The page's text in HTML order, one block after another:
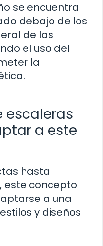
se encuentra
debajo de los
de las
el uso del
la
escaleras
a este
hasta
este concepto
a una
y diseños